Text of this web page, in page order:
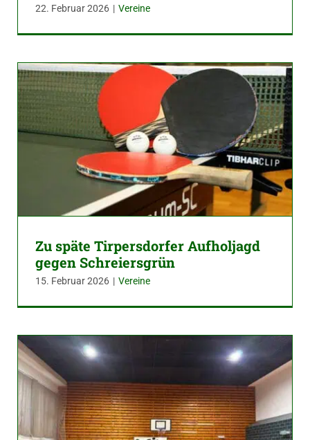
22. Februar 2026 | Vereine
Zu späte Tirpersdorfer Aufholjagd
gegen Schreiersgrün
15. Februar 2026 | Vereine